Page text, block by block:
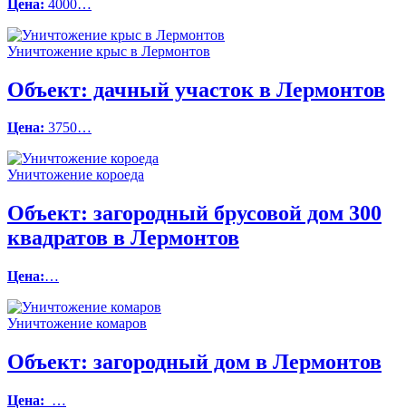
Цена: 4000…
Уничтожение крыс в Лермонтов
Объект: дачный участок в Лермонтов
Цена: 3750…
Уничтожение короеда
Объект: загородный брусовой дом 300
квадратов в Лермонтов
Цена:…
Уничтожение комаров
Объект: загородный дом в Лермонтов
Цена: …